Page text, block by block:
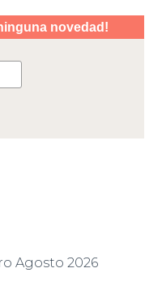
Agosto 2026